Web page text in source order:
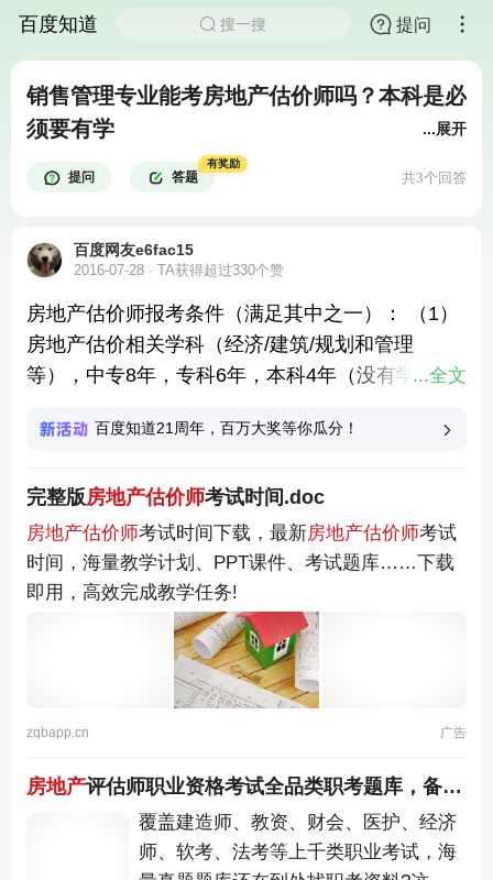
百度知道 提问
搜一搜
销售管理专业能考房地产估价师吗？本科是必
须要有学
...展开
提问 答题
有奖励
共3个回答
百度网友e6fac15
2016-07-28 TA获得超过330个赞
房地产估价师报考条件（满足其中之一）： （1）
房地产估价相关学科（经济/建筑/规划和管理
等），中专8年，专科6年，本科4年（没有学位证
理）级职称，工作满10年。
...全文
百度知道21周年，百万大奖等你瓜分！
完整版房地产估价师考试时间.doc
房地产估价师考试时间下载，最新房地产估价师考试
时间，海量教学计划、PPT课件、考试题库……下载
即用，高效完成教学任务!
zqbapp.cn 广告
房地产评估师职业资格考试全品类职考题库，备考不用慌
覆盖建造师、教资、财会、医护、经济
师、软考、法考等上千类职业考试，海